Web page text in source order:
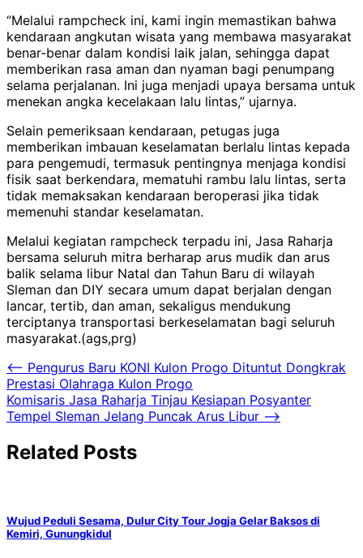
“Melalui rampcheck ini, kami ingin memastikan bahwa
kendaraan angkutan wisata yang membawa masyarakat
benar-benar dalam kondisi laik jalan, sehingga dapat
memberikan rasa aman dan nyaman bagi penumpang
selama perjalanan. Ini juga menjadi upaya bersama untuk
menekan angka kecelakaan lalu lintas,” ujarnya.
Selain pemeriksaan kendaraan, petugas juga
memberikan imbauan keselamatan berlalu lintas kepada
para pengemudi, termasuk pentingnya menjaga kondisi
fisik saat berkendara, mematuhi rambu lalu lintas, serta
tidak memaksakan kendaraan beroperasi jika tidak
memenuhi standar keselamatan.
Melalui kegiatan rampcheck terpadu ini, Jasa Raharja
bersama seluruh mitra berharap arus mudik dan arus
balik selama libur Natal dan Tahun Baru di wilayah
Sleman dan DIY secara umum dapat berjalan dengan
lancar, tertib, dan aman, sekaligus mendukung
terciptanya transportasi berkeselamatan bagi seluruh
masyarakat.(ags,prg)
Navigasi
pos
⟵ Pengurus Baru KONI Kulon Progo Dituntut Dongkrak
Prestasi Olahraga Kulon Progo
Komisaris Jasa Raharja Tinjau Kesiapan Posyanter
Tempel Sleman Jelang Puncak Arus Libur ⟶
Related Posts
Wujud Peduli Sesama, Dulur City Tour Jogja Gelar Baksos di
Kemiri, Gunungkidul